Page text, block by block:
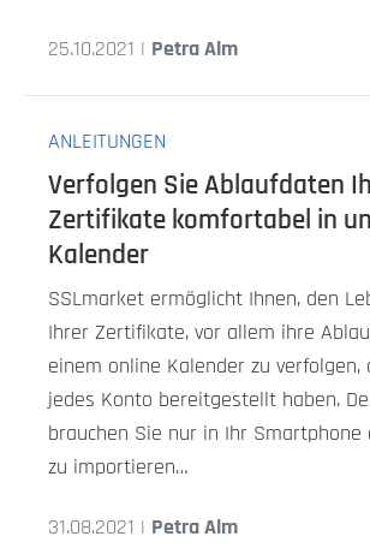
25.10.2021 | Petra Alm
ANLEITUNGEN
Verfolgen Sie Ablaufdaten
Zertifikate komfortabel in
Kalender
SSLmarket ermöglicht Ihnen, den
Ihrer Zertifikate, vor allem ihre
einem online Kalender zu verfolgen,
jedes Konto bereitgestellt haben.
brauchen Sie nur in Ihr Smartphone
zu importieren…
31.08.2021 | Petra Alm